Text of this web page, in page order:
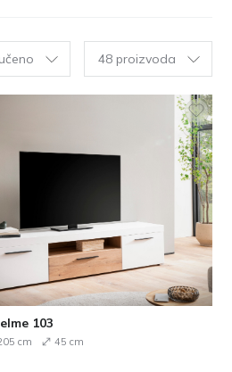
48 proizvoda
103
cm 45 cm